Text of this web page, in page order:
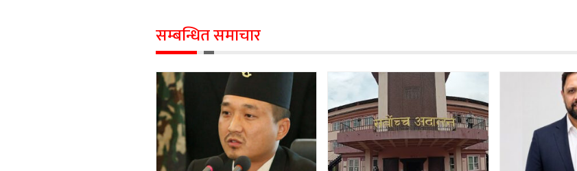
सम्बन्धित समाचार